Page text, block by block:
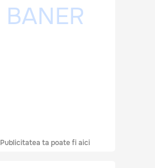
Publicitatea ta poate fi aici